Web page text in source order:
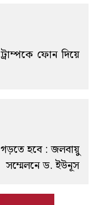
ফোন দিয়ে
গড়তে হবে : জলবায়ু
সম্মেলনে ড. ইউনূস